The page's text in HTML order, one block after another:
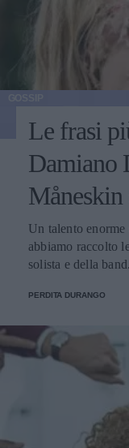
Le frasi
Damiano
Måneskin
Un talento
abbiamo raccolto
solista e della band.
PERDITA DURANGO